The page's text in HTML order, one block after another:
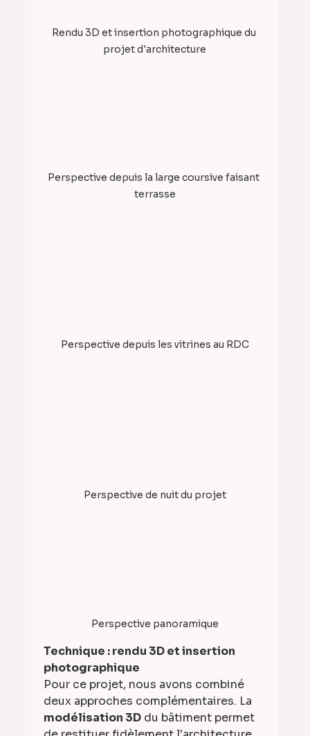
Rendu 3D et insertion photographique du
projet d'architecture
Perspective depuis la large coursive faisant
terrasse
Perspective depuis les vitrines au RDC
Perspective de nuit du projet
Perspective panoramique
Technique : rendu 3D et insertion
photographique
Pour ce projet, nous avons combiné
deux approches complémentaires. La
modélisation 3D du bâtiment permet